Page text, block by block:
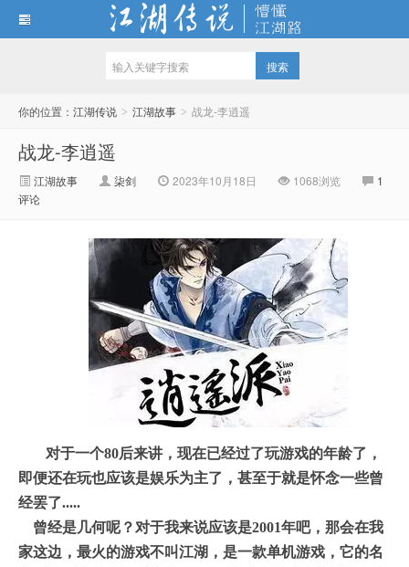
你的位置： 江湖传说 > 江湖故事 > 战龙-李逍遥
战龙-李逍遥
江湖故事 柒剑 2023年10月18日 1068浏览
1
评论
对于一个80后来讲，现在已经过了玩游戏的年龄了，
即便还在玩也应该是娱乐为主了，甚至于就是怀念一些曾
经罢了.....
曾经是几何呢？对于我来说应该是2001年吧，那会在我
家这边，最火的游戏不叫江湖，是一款单机游戏，它的名